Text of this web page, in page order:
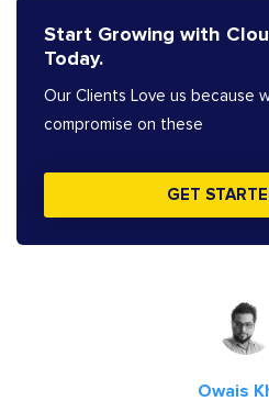
Start Growing with
Today.
Our Clients Love us because
compromise on these
GET
Owais